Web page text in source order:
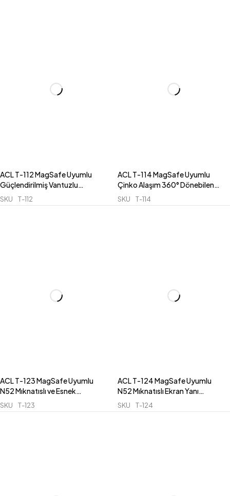
ACL T-112 MagSafe Uyumlu
Güçlendirilmiş Vantuzlu
Manyetik Araç İçi Konsol Telefon
Tutucu
SKU T-112
ACL T-114 MagSafe Uyumlu
Çinko Alaşım 360° Dönebilen
Manyetik Araç İçi Konsol Telefon
Tutucu
SKU T-114
ACL T-123 MagSafe Uyumlu
N52 Mıknatıslı ve Esnek
Alüminyum Kollu Süper Güçlü
Vantuzlu Araç İçi Telefon Tutucu
SKU T-123
ACL T-124 MagSafe Uyumlu
N52 Mıknatıslı Ekran Yanı
Montajlı (Suspended Screen)
Araç İçi Telefon Tutucu
SKU T-124